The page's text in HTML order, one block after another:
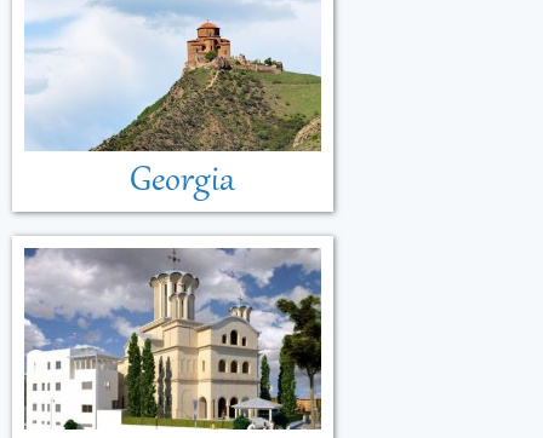
Georgia